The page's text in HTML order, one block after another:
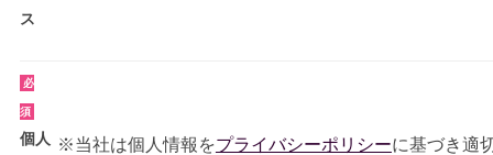
ス
必
須
個⼈
※当社は個人情報をプライバシーポリシーに基づき適